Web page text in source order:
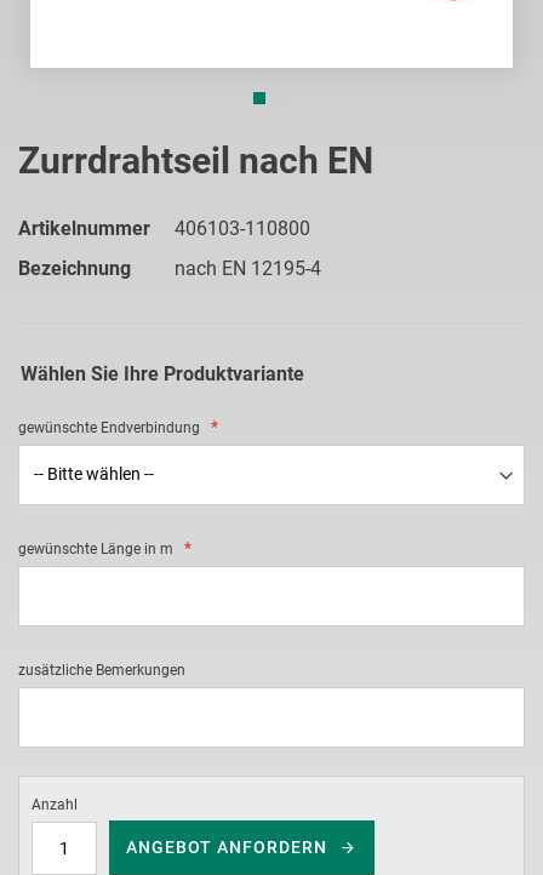
Zurrdrahtseil nach EN
Artikelnummer
406103-110800
Bezeichnung
nach EN 12195-4
Wählen Sie Ihre Produktvariante
gewünschte Endverbindung
gewünschte Länge in m
zusätzliche Bemerkungen
Anzahl
ANGEBOT ANFORDERN
Anfang
der
springen